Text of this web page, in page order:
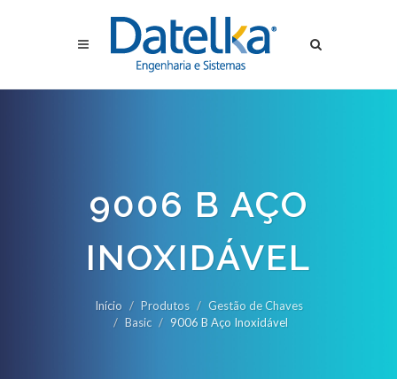
9006 B AÇO
INOXIDÁVEL
Início Produtos
Gestão de Chaves
Basic
9006 B Aço Inoxidável